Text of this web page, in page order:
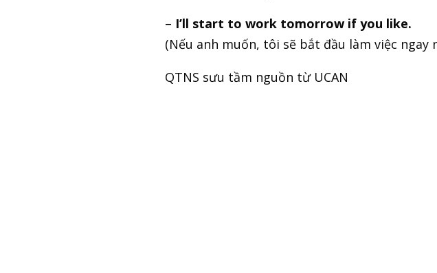
– I’ll start to work tomorrow if you like.
(Nếu anh muốn, tôi sẽ bắt đầu làm việc ngay
QTNS sưu tầm nguồn từ UCAN